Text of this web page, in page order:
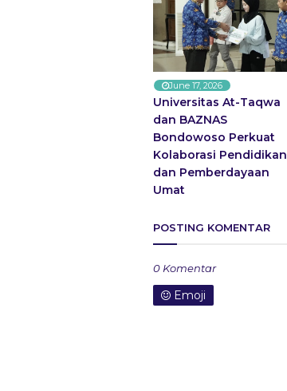
June 17, 2026
Universitas At-Taqwa
dan BAZNAS
Bondowoso Perkuat
Kolaborasi Pendidikan
dan Pemberdayaan
Umat
POSTING KOMENTAR
0 Komentar
Emoji